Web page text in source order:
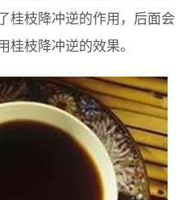
桂枝降冲逆的作用，后面会
桂枝降冲逆的效果。